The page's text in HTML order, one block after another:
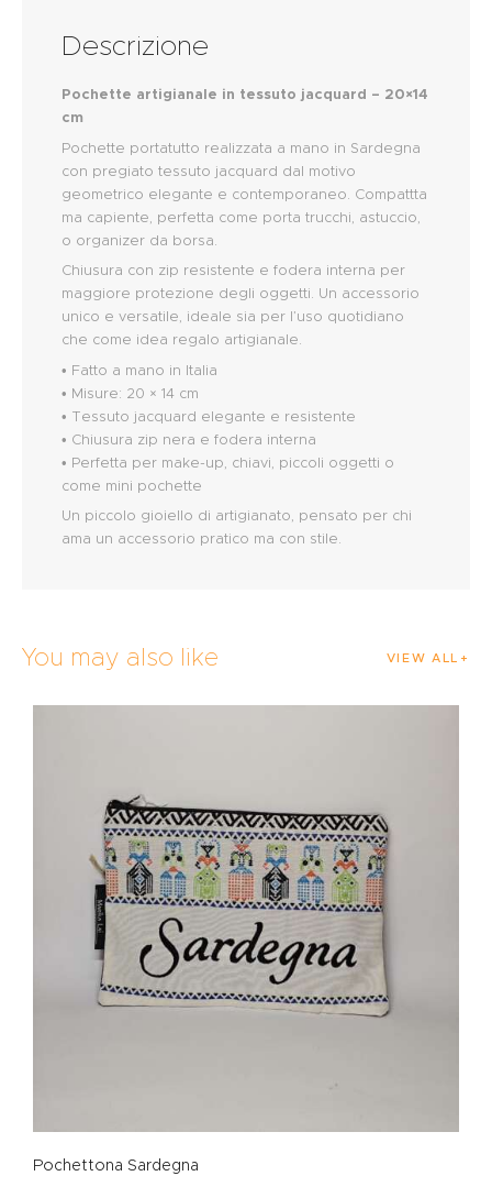
Descrizione
Pochette artigianale in tessuto jacquard – 20×14
cm
Pochette portatutto realizzata a mano in Sardegna
con pregiato tessuto jacquard dal motivo
geometrico elegante e contemporaneo. Compattta
ma capiente, perfetta come porta trucchi, astuccio,
o organizer da borsa.
Chiusura con zip resistente e fodera interna per
maggiore protezione degli oggetti. Un accessorio
unico e versatile, ideale sia per l’uso quotidiano
che come idea regalo artigianale.
• Fatto a mano in Italia
• Misure: 20 × 14 cm
• Tessuto jacquard elegante e resistente
• Chiusura zip nera e fodera interna
• Perfetta per make-up, chiavi, piccoli oggetti o
come mini pochette
Un piccolo gioiello di artigianato, pensato per chi
ama un accessorio pratico ma con stile.
You may also like VIEW ALL
Pochettona Sardegna